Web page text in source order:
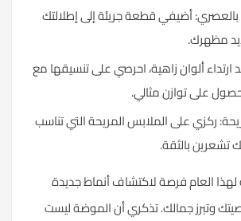
أضيفي قطعة جريئة إلى إطلالتك
مظهرك.
ارتداء ألوان زاهية، احرصي على تنسيقها مع
على توازن مثالي.
ركزي على الملابس المريحة التي تناسب
بالثقة.
العام فرصة لاكتشاف أنماط جديدة
وتبرز جمالك. تذكري أن الموضة ليست